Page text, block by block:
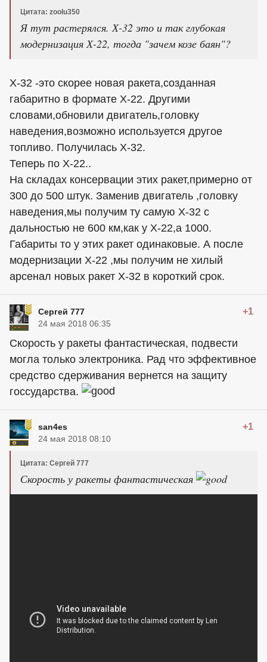
Цитата: zoolu350
Я тут растерялся. Х-32 это и так глубокая
модернизация Х-22, тогда "зачем козе баян"?
Х-32 -это скорее новая ракета,созданная
габаритно в формате Х-22. Другими
словами,обновили двигатель,головку
наведения,возможно используется другое
топливо. Получилась Х-32.
Теперь по Х-22..
На складах консервации этих ракет,примерно от
300 до 500 штук. Заменив двигатель ,головку
наведения,мы получим ту самую Х-32 с
дальностью не 600 км,как у Х-22,а 1000.
Габариты то у этих ракет одинаковые. А после
модернизации Х-22 ,мы получим не хилый
арсенал новых ракет Х-32 в короткий срок.
Сергей 777 +1
24 мая 2018 06:35
Скорость у ракеты фантастическая, подвести
могла только электроника. Рад что эффективное
средство сдерживания вернется на защиту
госсударства.
san4es +1
24 мая 2018 08:10
Цитата: Сергей 777
Скорость у ракеты фантастическая